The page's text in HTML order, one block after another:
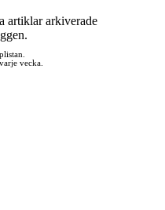
artiklar arkiverade
vecka.